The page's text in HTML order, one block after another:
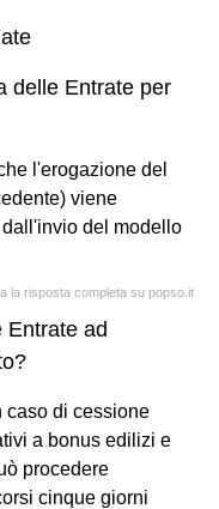
delle Entrate per
l'erogazione del
viene
del modello
la risposta completa su popso.it
Entrate ad
caso di cessione
a bonus edilizi e
procedere
cinque giorni